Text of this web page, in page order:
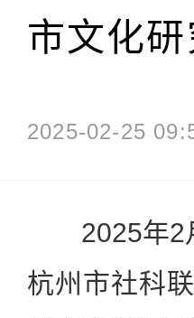
市文化
2025-02-25
2025年2月
杭州市社科